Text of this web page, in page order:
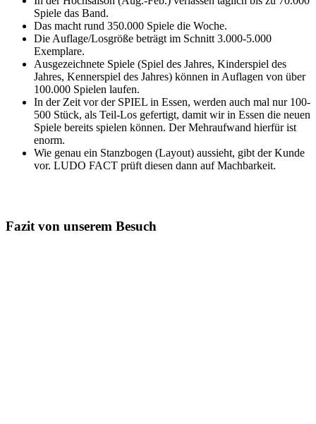
Spiele das Band.
Das macht rund 350.000 Spiele die Woche.
Die Auflage/Losgröße beträgt im Schnitt 3.000-5.000
Exemplare.
Ausgezeichnete Spiele (Spiel des Jahres, Kinderspiel des
Jahres, Kennerspiel des Jahres) können in Auflagen von über
100.000 Spielen laufen.
In der Zeit vor der SPIEL in Essen, werden auch mal nur 100-
500 Stück, als Teil-Los gefertigt, damit wir in Essen die neuen
Spiele bereits spielen können. Der Mehraufwand hierfür ist
enorm.
Wie genau ein Stanzbogen (Layout) aussieht, gibt der Kunde
vor. LUDO FACT prüft diesen dann auf Machbarkeit.
Fazit von unserem Besuch